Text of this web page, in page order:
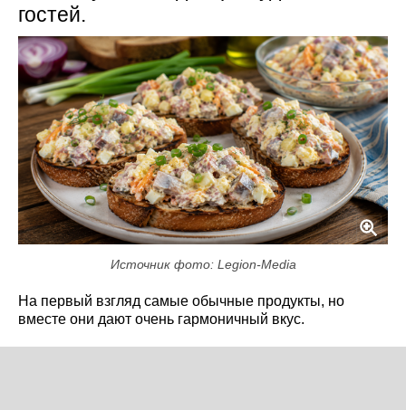
гостей.
Источник фото: Legion-Media
На первый взгляд самые обычные продукты, но
вместе они дают очень гармоничный вкус.